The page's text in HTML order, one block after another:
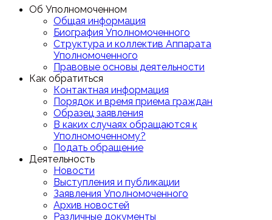
Об Уполномоченном
Общая информация
Биография Уполномоченного
Структура и коллектив Аппарата
Уполномоченного
Правовые основы деятельности
Как обратиться
Контактная информация
Порядок и время приема граждан
Образец заявления
В каких случаях обращаются к
Уполномоченному?
Подать обращение
Деятельность
Новости
Выступления и публикации
Заявления Уполномоченного
Архив новостей
Различные документы